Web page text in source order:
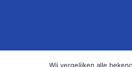
Wij vergelijken alle